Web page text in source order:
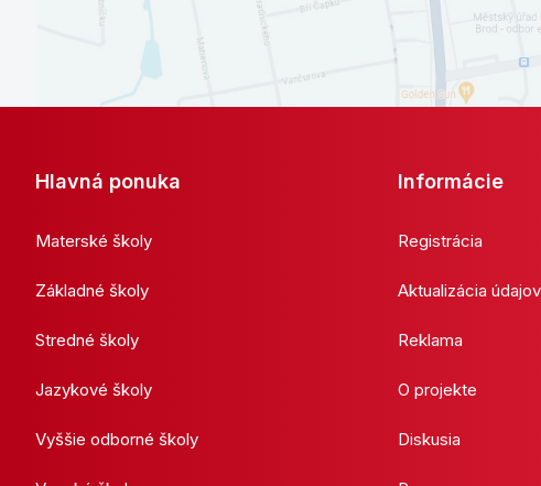
Hlavná ponuka
Materské školy
Základné školy
Stredné školy
Jazykové školy
Vyššie odborné školy
Informácie
Registrácia
Aktualizácia údajov
Reklama
O projekte
Diskusia